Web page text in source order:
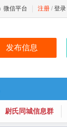
注册 / 登录
微信平台
发布信息
尉氏同城信息群